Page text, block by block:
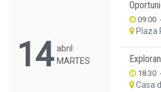
14 abril
MARTES
09:00
Plaza
18:30
Casa